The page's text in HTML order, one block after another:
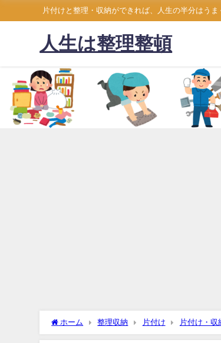
片付けと整理・収納ができれば、人生の半分はうま
人生は整理整頓
ホーム 整理収納 片付け 片付け・収